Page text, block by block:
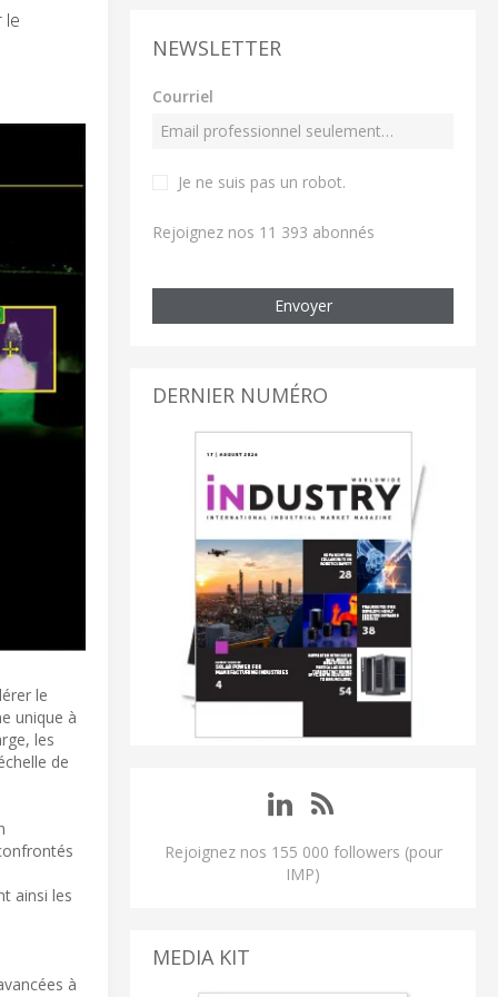
le
le
unique à
les
de
ainsi les
à
NEWSLETTER
Courriel
Je ne suis pas un robot.
Rejoignez nos 11 393 abonnés
Envoyer
DERNIER NUMÉRO
Rejoignez nos 155 000 followers (pour
IMP)
MEDIA KIT